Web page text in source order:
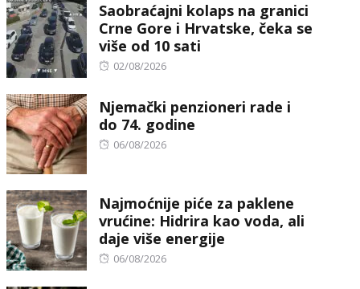
Saobraćajni kolaps na granici
Crne Gore i Hrvatske, čeka se
više od 10 sati
Posted
02/08/2026
Njemački penzioneri rade i
do 74. godine
Posted
06/08/2026
Najmoćnije piće za paklene
vrućine: Hidrira kao voda, ali
daje više energije
Posted
06/08/2026